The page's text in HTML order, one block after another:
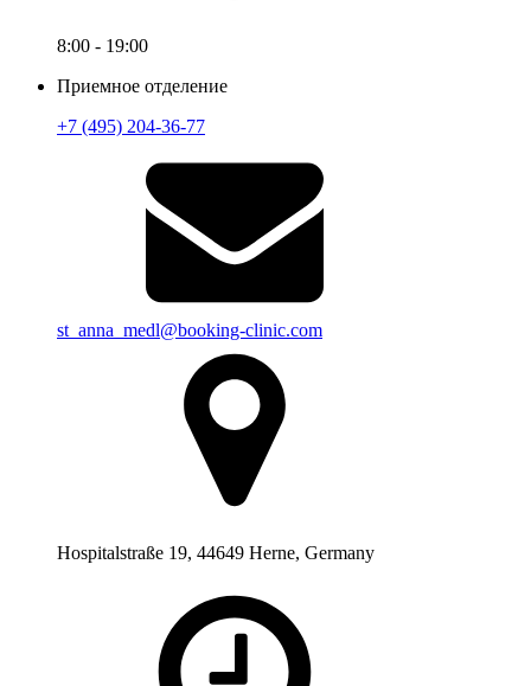
8:00 - 19:00
Приемное отделение
+7 (495) 204-36-77
st_anna_medl@booking-clinic.com
Hospitalstraße 19, 44649 Herne, Germany